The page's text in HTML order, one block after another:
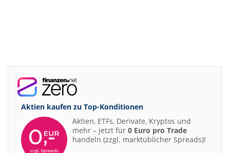
Aktien kaufen zu Top-Konditionen
Aktien, ETFs, Derivate, Kryptos und
mehr – jetzt für 0 Euro pro Trade
handeln (zzgl. marktüblicher Spreads)!